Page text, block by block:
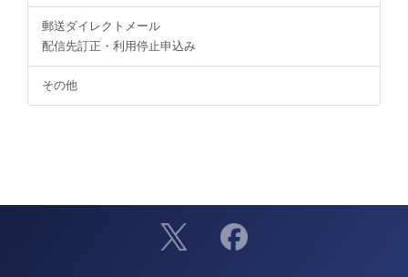
郵送ダイレクトメール
配信先訂正・利用停止申込み
その他